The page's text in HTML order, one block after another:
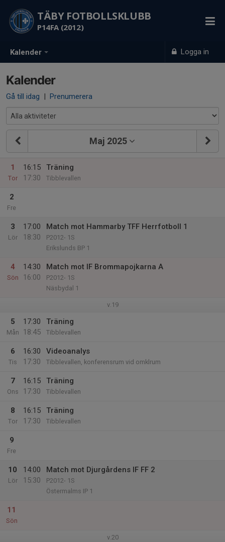
Kalender Logga in
TÄBY FOTBOLLSKLUBB
P14FA (2012)
Kalender
Gå till idag | Prenumerera
Maj 2025
1
Tor
16:15
17:30
Träning
Tibblevallen
2
Fre
3
Lör
17:00
18:30
Match mot Hammarby TFF Herrfotboll 1
P2012- 1S
Erikslunds BP 1
4
Sön
14:30
16:00
Match mot IF Brommapojkarna A
P2012- 1S
Näsbydal 1
v.19
5
Mån
17:30
18:45
Träning
Tibblevallen
6
Tis
16:30
17:30
Videoanalys
Tibblevallen, konferensrum vid omklrum
7
Ons
16:15
17:30
Träning
Tibblevallen
8
Tor
16:15
17:30
Träning
Tibblevallen
9
Fre
10
Lör
14:00
15:30
Match mot Djurgårdens IF FF 2
P2012- 1S
Östermalms IP 1
11
Sön
v.20